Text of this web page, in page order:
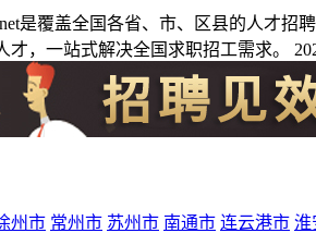
是覆盖全国各省、市、区县的人才
才，一站式解决全国求职招工需求。
州市 常州市 苏州市 南通市 连云港市 淮